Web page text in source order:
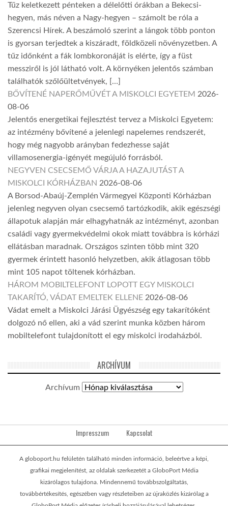
Tűz keletkezett pénteken a délelőtti órákban a Bekecsi-
hegyen, más néven a Nagy-hegyen – számolt be róla a
Szerencsi Hírek. A beszámoló szerint a lángok több ponton
is gyorsan terjedtek a kiszáradt, földközeli növényzetben. A
tűz időnként a fák lombkoronáját is elérte, így a füst
messziről is jól látható volt. A környéken jelentős számban
találhatók szőlőültetvények, […]
BŐVÍTENÉ NAPERŐMŰVÉT A MISKOLCI EGYETEM 2026-
08-06
Jelentős energetikai fejlesztést tervez a Miskolci Egyetem:
az intézmény bővítené a jelenlegi napelemes rendszerét,
hogy még nagyobb arányban fedezhesse saját
villamosenergia-igényét megújuló forrásból.
NEGYVEN CSECSEMŐ VÁRJA A HAZAJUTÁST A
MISKOLCI KÓRHÁZBAN 2026-08-06
A Borsod-Abaúj-Zemplén Vármegyei Központi Kórházban
jelenleg negyven olyan csecsemő tartózkodik, akik egészségi
állapotuk alapján már elhagyhatnák az intézményt, azonban
családi vagy gyermekvédelmi okok miatt továbbra is kórházi
ellátásban maradnak. Országos szinten több mint 320
gyermek érintett hasonló helyzetben, akik átlagosan több
mint 105 napot töltenek kórházban.
HÁROM MOBILTELEFONT LOPOTT EGY MISKOLCI
TAKARÍTÓ, VÁDAT EMELTEK ELLENE 2026-08-06
Vádat emelt a Miskolci Járási Ügyészség egy takarítóként
dolgozó nő ellen, aki a vád szerint munka közben három
mobiltelefont tulajdonított el egy miskolci irodaházból.
ARCHÍVUM
Archívum
Impresszum Kapcsolat
A globoport.hu felületén található minden információ, beleértve a képi,
grafikai megjelenítést, az oldalak szerkezetét a GloboPort Média
kizárólagos tulajdona. Mindennemű továbbszolgáltatás,
továbbértékesítés, egészében vagy részleteiben az újraközlés kizárólag a